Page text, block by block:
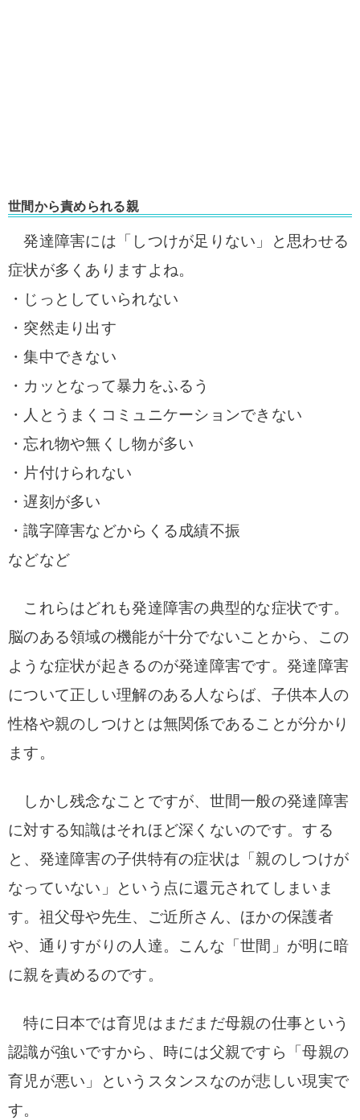
世間から責められる親
発達障害には「しつけが足りない」と思わせる
症状が多くありますよね。
・じっとしていられない
・突然走り出す
・集中できない
・カッとなって暴力をふるう
・人とうまくコミュニケーションできない
・忘れ物や無くし物が多い
・片付けられない
・遅刻が多い
・識字障害などからくる成績不振
などなど
これらはどれも発達障害の典型的な症状です。
脳のある領域の機能が十分でないことから、この
ような症状が起きるのが発達障害です。発達障害
について正しい理解のある人ならば、子供本人の
性格や親のしつけとは無関係であることが分かり
ます。
しかし残念なことですが、世間一般の発達障害
に対する知識はそれほど深くないのです。する
と、発達障害の子供特有の症状は「親のしつけが
なっていない」という点に還元されてしまいま
す。祖父母や先生、ご近所さん、ほかの保護者
や、通りすがりの人達。こんな「世間」が明に暗
に親を責めるのです。
特に日本では育児はまだまだ母親の仕事という
認識が強いですから、時には父親ですら「母親の
育児が悪い」というスタンスなのが悲しい現実で
す。